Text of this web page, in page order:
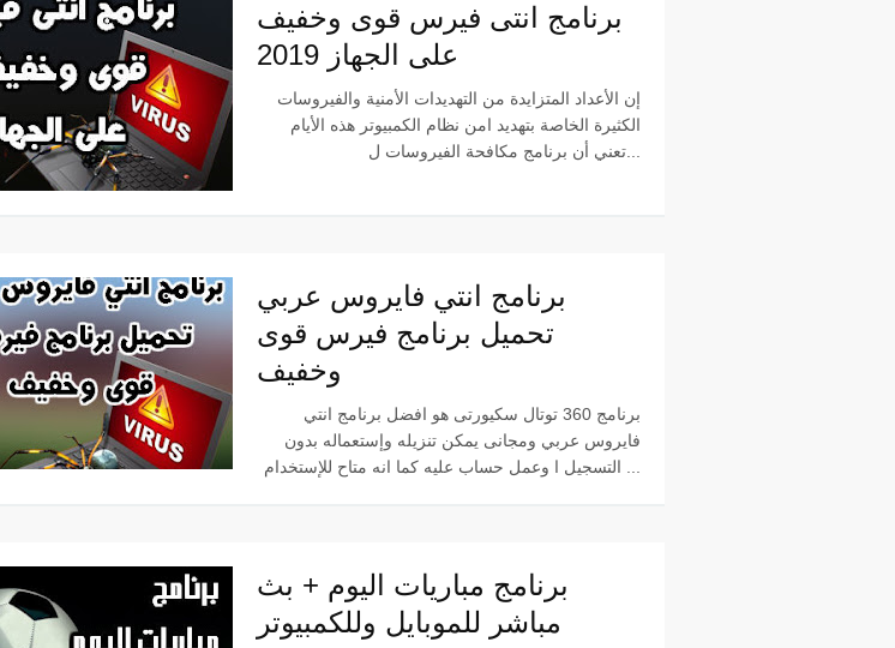
برنامج انتى فيرس قوى وخفيف
على الجهاز 2019
إن الأعداد المتزايدة من التهديدات الأمنية والفيروسات
الكثيرة الخاصة بتهديد امن نظام الكمبيوتر هذه الأيام
برنامج انتي فايروس عربي
تحميل برنامج فيرس قوى
وخفيف
برنامج 360 توتال سكيورتى هو افضل برنامج انتي
فايروس عربي ومجانى يمكن تنزيله وإستعماله بدون
برنامج مباريات اليوم + بث
مباشر للموبايل وللكمبيوتر